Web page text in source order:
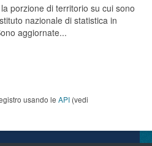
porzione di territorio su cui sono
nazionale di statistica in
aggiornate...
usando le API (vedi